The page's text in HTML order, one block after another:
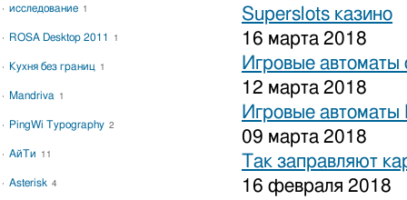
Superslots казино
16 марта 2018
Игровые автоматы
12 марта 2018
Игровые автоматы
09 марта 2018
Так заправляют
16 февраля 2018
исследование 1
ROSA Desktop 2011 1
Кухня без границ 1
Mandriva 1
PingWi Typography 2
АйТи 11
Asterisk 4